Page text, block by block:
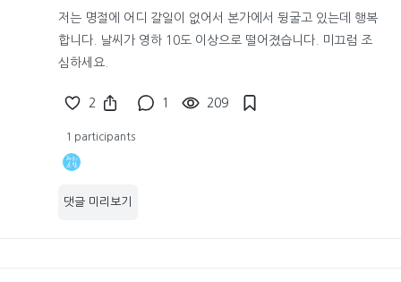
저는 명절에 어디 갈일이 없어서 본가에서 뒹굴고 있는데 행복
합니다. 날씨가 영하 10도 이상으로 떨어졌습니다. 미끄럼 조
심하세요.
2 1 209
1 participants
댓글 미리보기